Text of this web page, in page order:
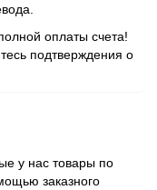
оплаты счета!
подтверждения о
у нас товары по
заказного